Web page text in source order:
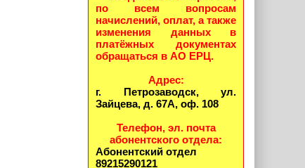
по всем вопросам
начислений, оплат, а также
изменения данных в
платёжных документах
обращаться в АО ЕРЦ.
Адрес:
г. Петрозаводск, ул.
Зайцева, д. 67А, оф. 108
Телефон, эл. почта
абонентского отдела:
Абонентский отдел
89215290121